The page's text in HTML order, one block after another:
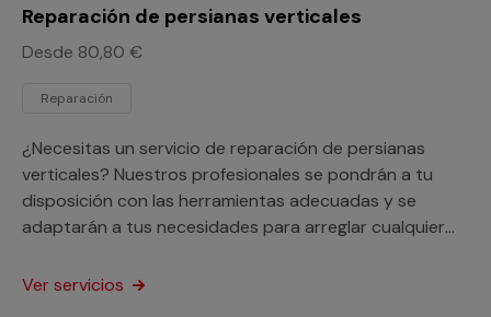
Reparación de persianas verticales
Desde 80,80 €
Reparación
¿Necesitas un servicio de reparación de persianas
verticales? Nuestros profesionales se pondrán a tu
disposición con las herramientas adecuadas y se
adaptarán a tus necesidades para arreglar cualquier
está orientado a particulares y profesionales.
Ver servicios